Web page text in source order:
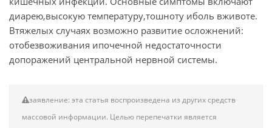
диарею,высокую температуру,тошноту иболь вживоте.
Втяжелых случаях возможно развитие осложнений:
отобезвоживания ипочечной недостаточности
допоражений центральной нервной системы.
заявление: эта статья воспроизведена из других средств
массовой информации. Целью перепечатки является